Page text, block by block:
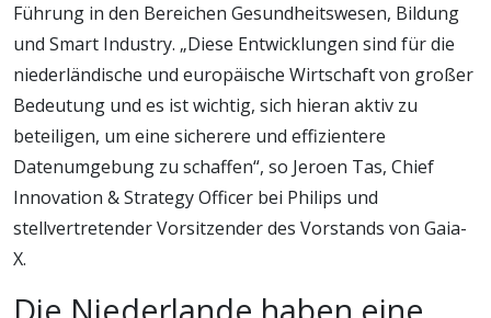
Führung in den Bereichen Gesundheitswesen, Bildung
und Smart Industry. „Diese Entwicklungen sind für die
niederländische und europäische Wirtschaft von großer
Bedeutung und es ist wichtig, sich hieran aktiv zu
beteiligen, um eine sicherere und effizientere
Datenumgebung zu schaffen“, so Jeroen Tas, Chief
Innovation & Strategy Officer bei Philips und
stellvertretender Vorsitzender des Vorstands von Gaia-
X.